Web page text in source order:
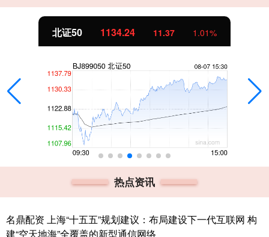
北证50 1134.24 11.37 1.01%
热点资讯
名鼎配资 上海“十五五”规划建议：布局建设下一代互联网 构
建“空天地海”全覆盖的新型通信网络